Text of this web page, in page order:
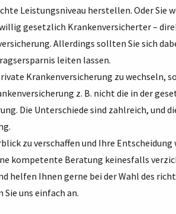
Leistungsniveau herstellen. Oder Sie
gesetzlich Krankenversicherter –
Allerdings sollten Sie sich
leiten lassen.
Krankenversicherung zu wechseln,
z. B. nicht die in der
Die Unterschiede sind zahlreich, und
zu verschaffen und Ihre
kompetente Beratung keinesfalls
helfen Ihnen gerne bei der Wahl des
uns einfach an.